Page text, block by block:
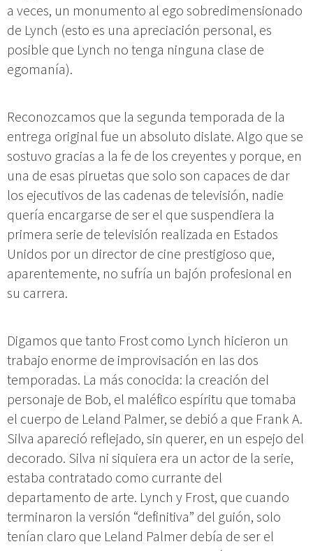
a veces, un monumento al ego sobredimensionado
de Lynch (esto es una apreciación personal, es
posible que Lynch no tenga ninguna clase de
egomanía).
Reconozcamos que la segunda temporada de la
entrega original fue un absoluto dislate. Algo que se
sostuvo gracias a la fe de los creyentes y porque, en
una de esas piruetas que solo son capaces de dar
los ejecutivos de las cadenas de televisión, nadie
quería encargarse de ser el que suspendiera la
primera serie de televisión realizada en Estados
Unidos por un director de cine prestigioso que,
aparentemente, no sufría un bajón profesional en
su carrera.
Digamos que tanto Frost como Lynch hicieron un
trabajo enorme de improvisación en las dos
temporadas. La más conocida: la creación del
personaje de Bob, el maléfico espíritu que tomaba
el cuerpo de Leland Palmer, se debió a que Frank A.
Silva apareció reflejado, sin querer, en un espejo del
decorado. Silva ni siquiera era un actor de la serie,
estaba contratado como currante del
departamento de arte. Lynch y Frost, que cuando
terminaron la versión “definitiva” del guión, solo
tenían claro que Leland Palmer debía de ser el